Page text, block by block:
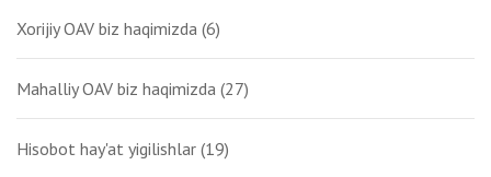
Xorijiy OAV biz haqimizda (6)
Mahalliy OAV biz haqimizda (27)
Hisobot hay'at yigilishlar (19)